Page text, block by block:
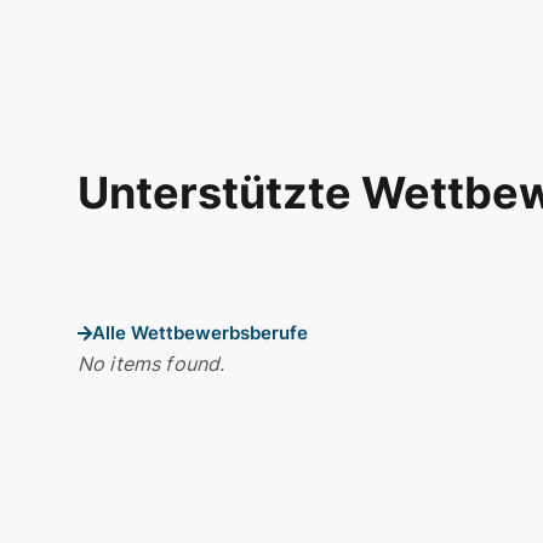
Unterstützte
Alle Wettbewerbsberufe
No items found.